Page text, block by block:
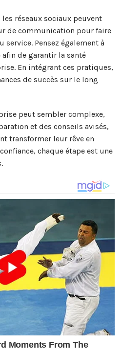
réseaux sociaux peuvent
de communication pour faire
Pensez également à
de garantir la santé
En intégrant ces pratiques,
de succès sur le long
peut sembler complexe,
et des conseils avisés,
transformer leur rêve en
chaque étape est une